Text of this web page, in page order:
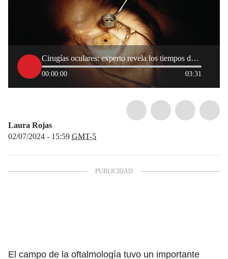
Cirugías oculares: experto revela los tiempos de recuperación, riesgos y edades permitidas
00:00:00 03:31
Laura Rojas
02/07/2024 - 15:59 GMT-5
El campo de la oftalmología tuvo un importante